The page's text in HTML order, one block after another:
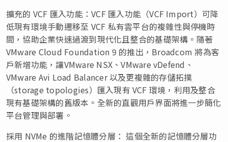
擴充的 VCF 匯入功能：VCF 匯入功能（VCF Import）可降
低現有環境手動遷移至 VCF 私有雲平台的複雜性與停機時
間，協助企業快速過渡到現代化且整合的基礎架構。隨著
VMware Cloud Foundation 9 的推出，Broadcom 將為客
戶新增功能，讓VMware NSX、VMware vDefend、
VMware Avi Load Balancer 以及更複雜的存儲拓撲
（storage topologies）匯入現有 VCF 環境，利用及整合
現有基礎架構的舊版本。全新的直觀用戶界面將進一步簡化
平台管理與部署。
採用 NVMe 的進階記憶體分層： 這個全新的記憶體分層功